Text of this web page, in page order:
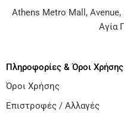
Athens Metro Mall , Avenue,
Αγία
Πληροφορίες & Όροι Χρήσης
Όροι Χρήσης
Επιστροφές / Αλλαγές